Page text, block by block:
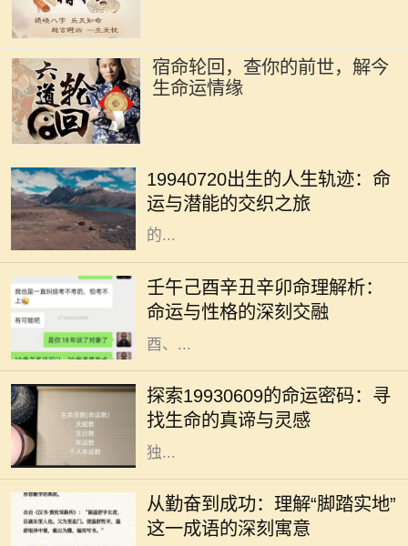
宿命轮回，查你的前世，解今
生命运情缘
19940720出生的人生轨迹：命
运与潜能的交织之旅
日这一日具有其独特的意义。对于这
一日出生的人来说，他们的命运似乎
注定要与众不同。每个人都希望自己
的...
壬午己酉辛丑辛卯命理解析：
命运与性格的深刻交融
在浩瀚的命理学中，五行八字被视为
解读一个人命运的重要工具。不同的
命格拥有各自独特的性格特征与运势
走向。今天，我们将针对壬午、己
酉、...
探索19930609的命运密码：寻
找生命的真谛与灵感
四季更迭，岁月如梭，人生轨迹中总
有一些命运的节点，让我们不得不回
望过往，反思前行。在这个多元化的
时代，每一个出生日期都似乎蕴藏着
独...
从勤奋到成功：理解“脚踏实地”
这一成语的深刻寓意
在人生的旅途中，成功往往不是一蹴
而就的事情，而是一个不断努力、不
断奋斗的过程。在这个过程中，许多
成语成为我们学习和生活的指南。其